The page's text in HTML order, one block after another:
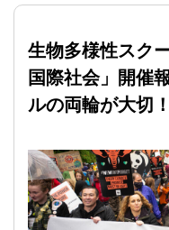
生物多様性スク
国際社会」開催
ルの両輪が大切！